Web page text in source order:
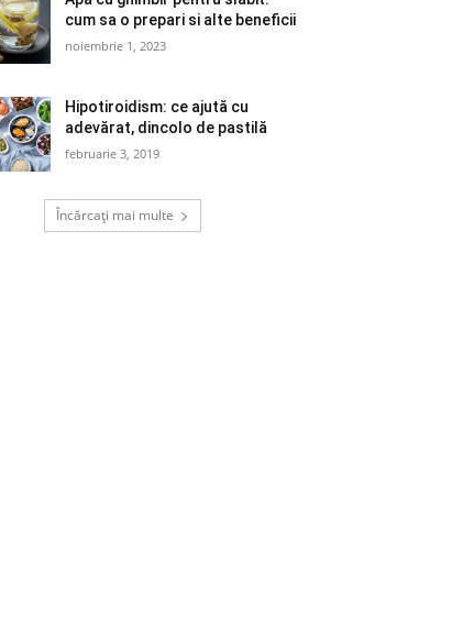
cum sa o prepari si alte beneficii
noiembrie 1, 2023
Hipotiroidism: ce ajută cu
adevărat, dincolo de pastilă
februarie 3, 2019
Încărcați mai multe